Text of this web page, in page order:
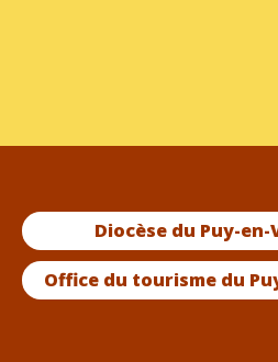
Diocèse du Puy-en-
Office du tourisme du